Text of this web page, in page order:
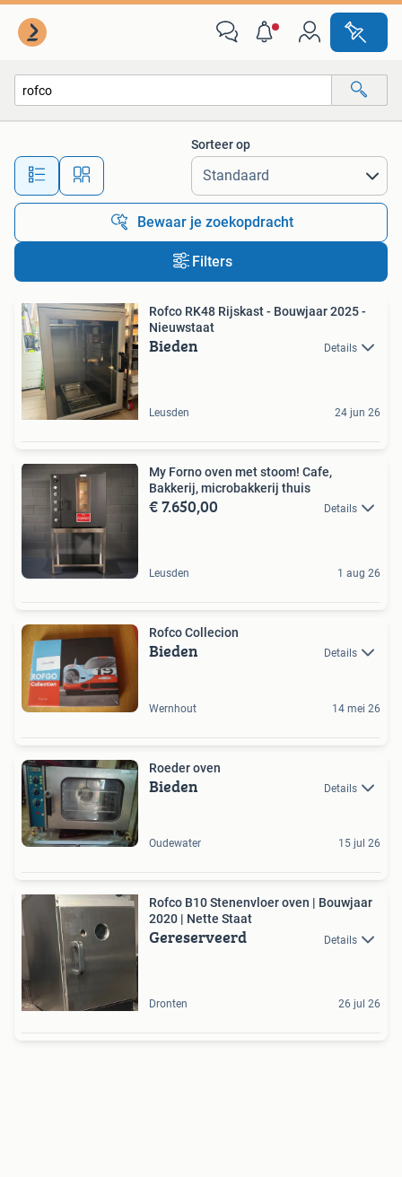
Alle afstanden…
Sorteer op
Bewaar je zoekopdracht
Filters
Rofco RK48 Rijskast - Bouwjaar 2025 -
Nieuwstaat
Bieden Details
Leusden 24 jun 26
My Forno oven met stoom! Cafe,
Bakkerij, microbakkerij thuis
€ 7.650,00 Details
Leusden 1 aug 26
Rofco Collecion
Bieden Details
Wernhout 14 mei 26
Roeder oven
Bieden Details
Oudewater 15 jul 26
Rofco B10 Stenenvloer oven | Bouwjaar
2020 | Nette Staat
Gereserveerd Details
Dronten 26 jul 26